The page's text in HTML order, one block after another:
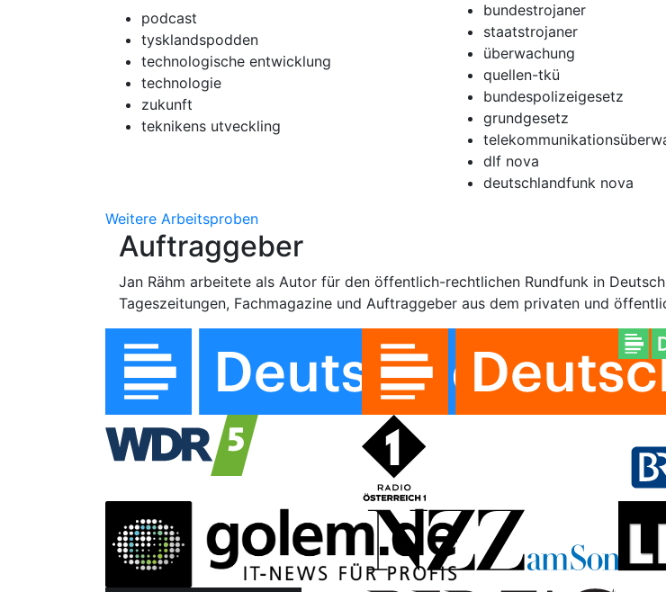
podcast
tysklandspodden
technologische entwicklung
technologie
zukunft
teknikens utveckling
bundestrojaner
staatstrojaner
überwachung
quellen-tkü
bundespolizeigesetz
grundgesetz
dlf nova
deutschlandfunk nova
Weitere Arbeitsproben
Auftraggeber
Jan Rähm arbeitete als Autor für den öffentlich-rechtlichen Rundfunk in
Tageszeitungen, Fachmagazine und Auftraggeber aus dem privaten und